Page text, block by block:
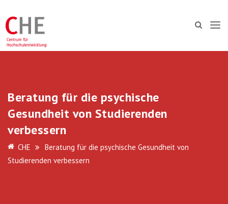
Beratung für die psychische
Gesundheit von Studierenden
verbessern
CHE
Beratung für die psychische Gesundheit von
Studierenden verbessern